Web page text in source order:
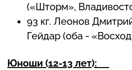
(«Шторм»,
93 кг. Леонов
Гейдар (оба -
Юноши (12-13 лет):